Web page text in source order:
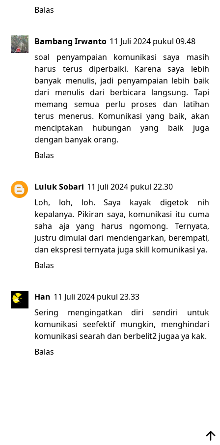
Balas
Bambang Irwanto 11 Juli 2024 pukul 09.48
soal penyampaian komunikasi saya masih
harus terus diperbaiki. Karena saya lebih
banyak menulis, jadi penyampaian lebih baik
dari menulis dari berbicara langsung. Tapi
memang semua perlu proses dan latihan
terus menerus. Komunikasi yang baik, akan
menciptakan hubungan yang baik juga
dengan banyak orang.
Balas
Luluk Sobari 11 Juli 2024 pukul 22.30
Loh, loh, loh. Saya kayak digetok nih
kepalanya. Pikiran saya, komunikasi itu cuma
saha aja yang harus ngomong. Ternyata,
justru dimulai dari mendengarkan, berempati,
dan ekspresi ternyata juga skill komunikasi ya.
Balas
Han 11 Juli 2024 pukul 23.33
Sering mengingatkan diri sendiri untuk
komunikasi seefektif mungkin, menghindari
komunikasi searah dan berbelit2 jugaa ya kak.
Balas